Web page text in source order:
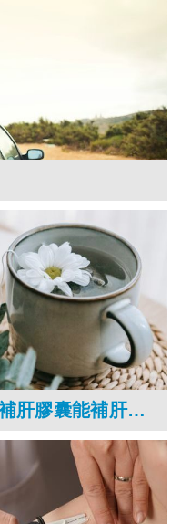
人參湯.滴雞精.養肝茶或補肝膠囊能補肝嗎？吃對才養生！